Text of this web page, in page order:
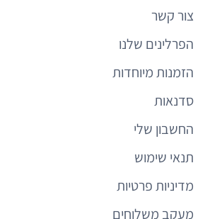
צור קשר
הפרלינים שלנו
הזמנות מיוחדות
סדנאות
החשבון שלי
תנאי שימוש
מדיניות פרטיות
מעקב משלוחים